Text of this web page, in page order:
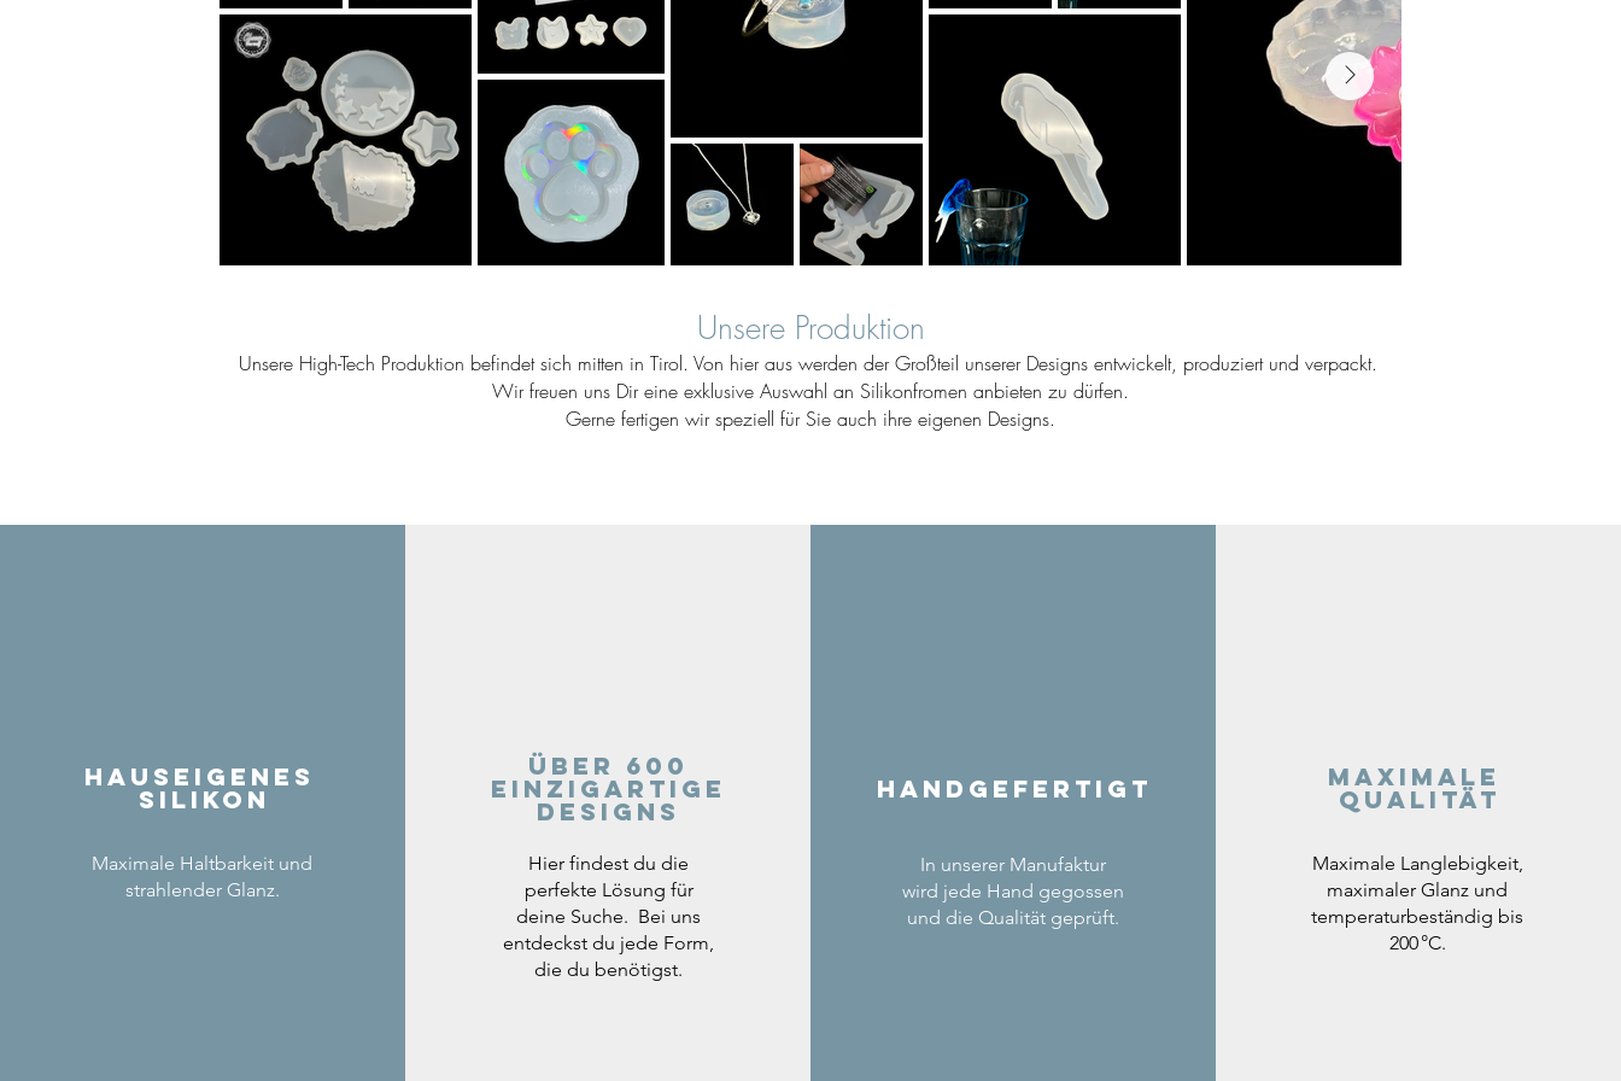
Unsere Produktion
Unsere High-Tech Produktion befindet sich mitten in Tirol. Von hier aus werden der Großteil unserer Designs entwickelt, produziert und verpackt.
Wir freuen uns Dir eine exklusive Auswahl an Silikonfromen anbieten zu dürfen.
Gerne fertigen wir speziell für Sie auch ihre eigenen Designs.
Hauseigenes
Silikon
Maximale Haltbarkeit und
strahlender Glanz.
Über 600
einzigartige
Designs
Hier findest du die
perfekte Lösung für
deine Suche. Bei uns
entdeckst du jede Form,
die du benötigst.
Handgefertigt
In unserer Manufaktur
wird jede Hand gegossen
und die Qualität geprüft.
Maximale
Qualität
Maximale Langlebigkeit,
maximaler Glanz und
temperaturbeständig bis
200 °C.